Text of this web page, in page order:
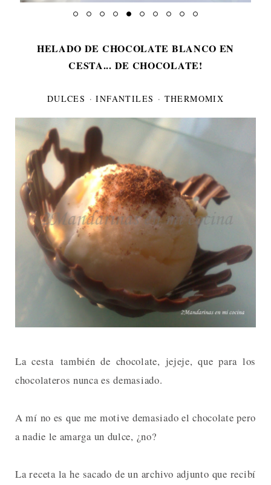
HELADO DE CHOCOLATE BLANCO EN
CESTA... DE CHOCOLATE!
DULCES ·INFANTILES · THERMOMIX
La cesta también de chocolate, jejeje, que para los
chocolateros nunca es demasiado.
A mí no es que me motive demasiado el chocolate pero
a nadie le amarga un dulce, ¿no?
La receta la he sacado de un archivo adjunto que recibí